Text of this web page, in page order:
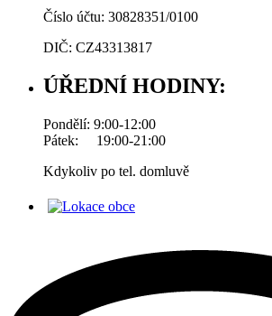
Číslo účtu: 30828351/0100
DIČ: CZ43313817
ÚŘEDNÍ HODINY:
Pondělí: 9:00-12:00
Pátek: 19:00-21:00
Kdykoliv po tel. domluvě